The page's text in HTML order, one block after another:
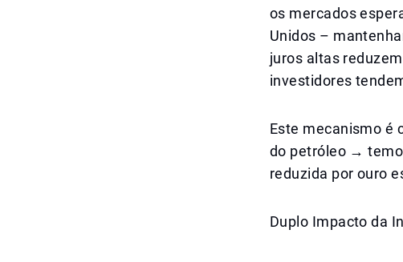
os mercados
Unidos –
juros altas
investidores
Este mecanismo é
do petróleo →
reduzida por ouro
Duplo Impacto da